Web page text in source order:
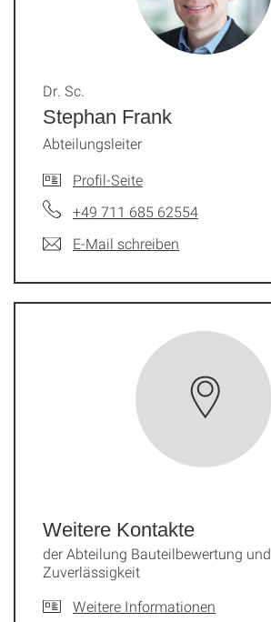
Stephan Frank
Dr. Sc.
Abteilungsleiter
Profil-Seite
+49 711 685 62554
E-Mail schreiben
Weitere Kontakte
der Abteilung Bauteilbewertung und
Zuverlässigkeit
Weitere Informationen